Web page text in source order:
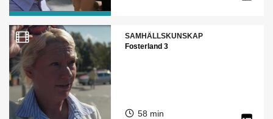
SAMHÄLLSKUNSKAP
Fosterland 3
58 min